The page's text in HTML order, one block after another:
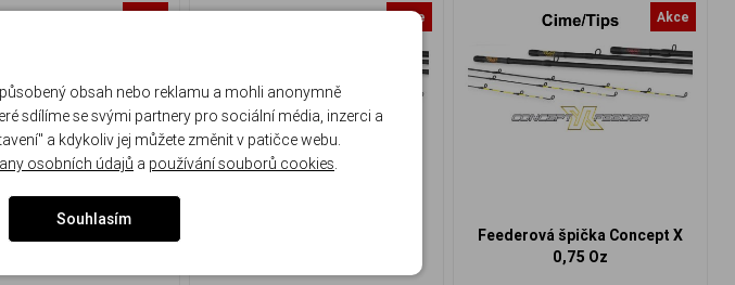
špička Concept X
Akce Akce
Feederová špička Concept X
0,75 Oz
obsah nebo reklamu a mohli anonymně
sdílíme se svými partnery pro sociální média, inzerci a
a kdykoliv jej můžete změnit v patičce webu.
osobních údajů a používání souborů cookies.
Souhlasím